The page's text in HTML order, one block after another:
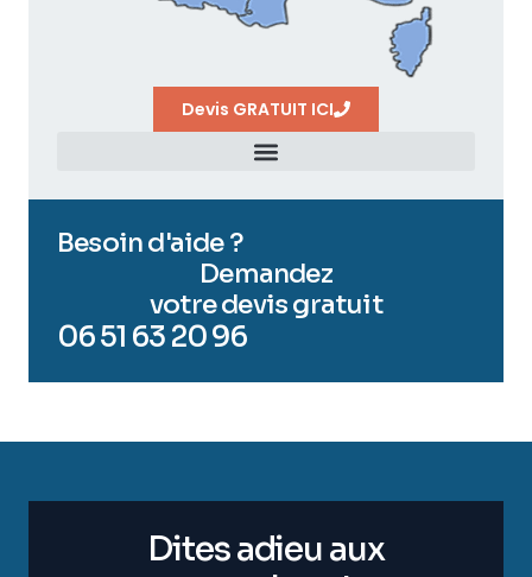
Devis GRATUIT ICI
Besoin d'aide ?
Demandez
votre devis gratuit
06 51 63 20 96
Dites adieu aux